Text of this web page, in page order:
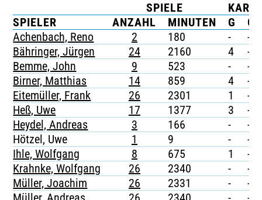
TICKETING
SPIELE
SPIELER
ANZAHL MINUTEN G
G/
Achenbach, Reno
2 180 -
-
Bähringer, Jürgen
24 2160 4
-
Bemme, John
9 523 -
-
Birner, Matthias
14 859 4
-
Eitemüller, Frank
26 2301 1
-
Heß, Uwe
17 1377 3
-
Heydel, Andreas
3 166 -
-
Hötzel, Uwe
1 9 -
-
Ihle, Wolfgang
8 675 1
-
Krahnke, Wolfgang
26 2340 -
-
Müller, Joachim
26 2331 -
-